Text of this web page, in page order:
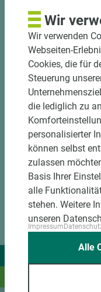
Und das passende
Wir
Wir verwenden
Webseiten-
Cookies, die für
Steuerung
die lediglich zu
personalisierter
können selbst
zulassen
Basis Ihrer
alle
stehen. Weitere
unseren
Impressum
Alle